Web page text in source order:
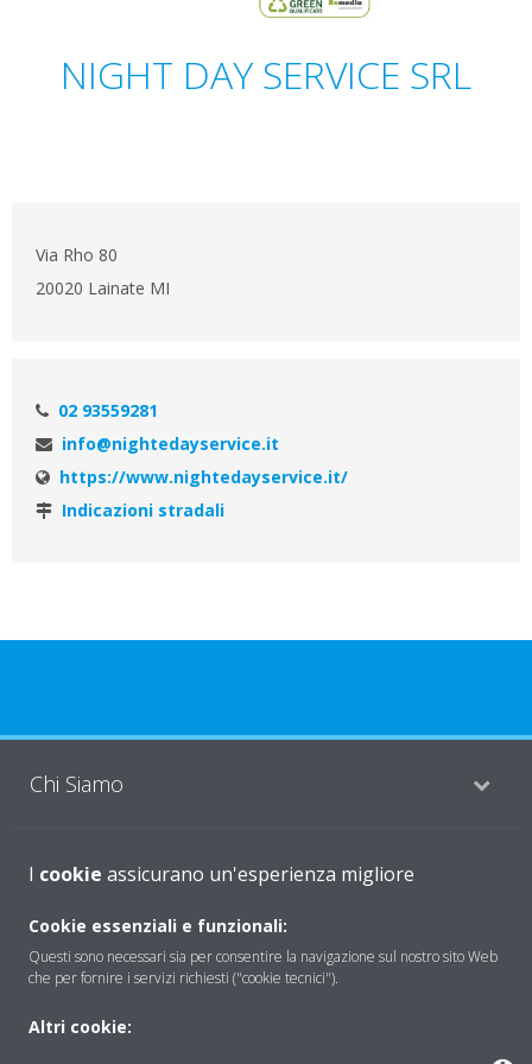
NIGHT DAY SERVICE SRL
Via Rho 80
20020 Lainate MI
02 93559281
info@nightedayservice.it
https://www.nightedayservice.it/
Indicazioni stradali
Chi Siamo
Soluzioni
Contattaci
Periodo di supporto definito
I cookie assicurano un'esperienza migliore
Cookie essenziali e funzionali:
Questi sono necessari sia per consentire la navigazione sul nostro sito Web
che per fornire i servizi richiesti ("cookie tecnici").
Altri cookie: